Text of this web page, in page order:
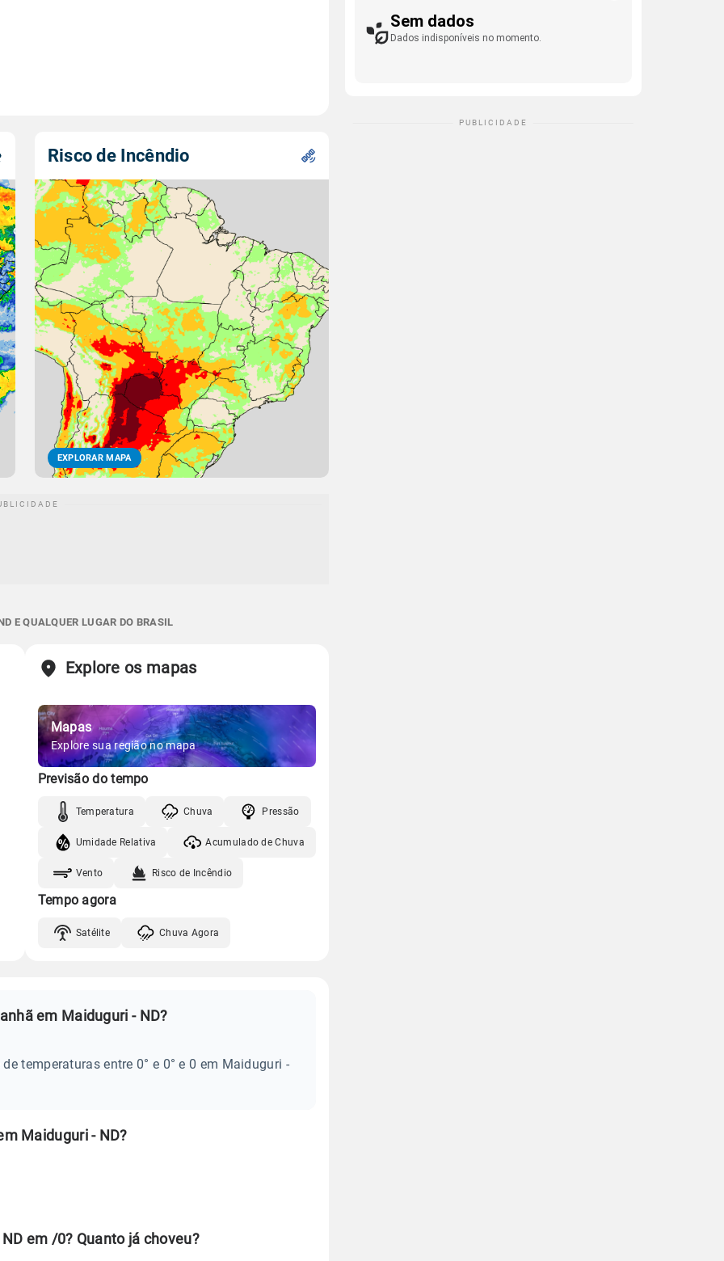
Risco de Incêndio
EXPLORAR MAPA
E QUALQUER LUGAR DO BRASIL
Explore os mapas
Mapas
Explore sua região no mapa
Previsão do tempo
Temperatura Chuva Pressão
Umidade Relativa Acumulado de Chuva
Vento Risco de Incêndio
Tempo agora
Satélite Chuva Agora
em Maiduguri - ND?
temperaturas entre 0° e 0° e 0 em Maiduguri -
Maiduguri - ND?
em /0? Quanto já choveu?
Sem dados
Dados indisponíveis no momento.